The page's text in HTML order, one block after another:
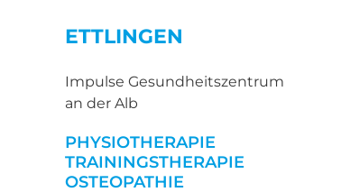
ETTLINGEN
Impulse Gesundheitszentrum
an der Alb
PHYSIOTHERAPIE
TRAININGSTHERAPIE
OSTEOPATHIE